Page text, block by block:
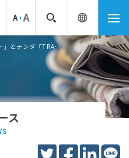
JMAS「セカイカート」とテンダ「TRAN-DX」が協業を開始 ～受注から基幹システム連携まで一気通貫の業務自動化を実現～
ス